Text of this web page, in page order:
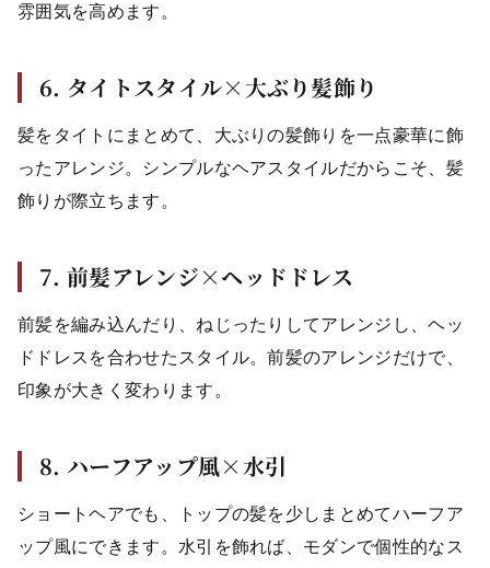
雰囲気を高めます。
6. タイトスタイル×大ぶり髪飾り
髪をタイトにまとめて、大ぶりの髪飾りを一点豪華に飾
ったアレンジ。シンプルなヘアスタイルだからこそ、髪
飾りが際立ちます。
7. 前髪アレンジ×ヘッドドレス
前髪を編み込んだり、ねじったりしてアレンジし、ヘッ
ドドレスを合わせたスタイル。前髪のアレンジだけで、
印象が大きく変わります。
8. ハーフアップ風×水引
ショートヘアでも、トップの髪を少しまとめてハーフア
ップ風にできます。水引を飾れば、モダンで個性的なス